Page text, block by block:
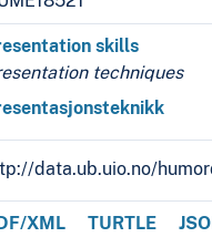
skills
techniques
data.ub.uio.no/
XML TURTLE